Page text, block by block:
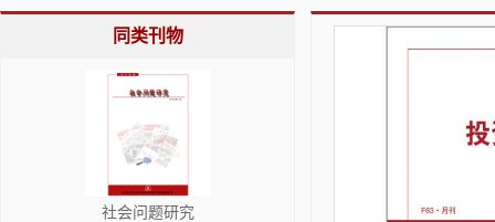
同类刊物
社会问题研究